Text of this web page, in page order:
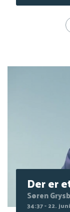
på
Der er
Søren
34:37 - 22.